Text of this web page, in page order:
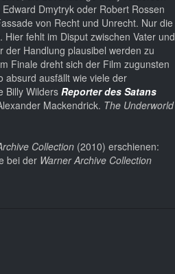
Dmytryk oder Robert Rossen
von Recht und Unrecht. Nur die
fehlt im Disput zwischen Vater und
Handlung plausibel werden zu
Finale dreht sich der Film zugunsten
absurd ausfällt wie viele der
Billy Wilders Reporter des Satans
Mackendrick. The Underworld
Collection (2010) erschienen:
bei der Warner Archive Collection